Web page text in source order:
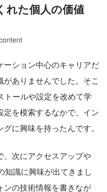
れた個人の価値
ーション中心のキャリアだ
ありませんでした。そこ
トールや設定を改めて学
を模索するなかで、イン
に興味を持ったんです。
、次にアクセスアップや
知識に興味が出てきまし
ンの技術情報を書きなが